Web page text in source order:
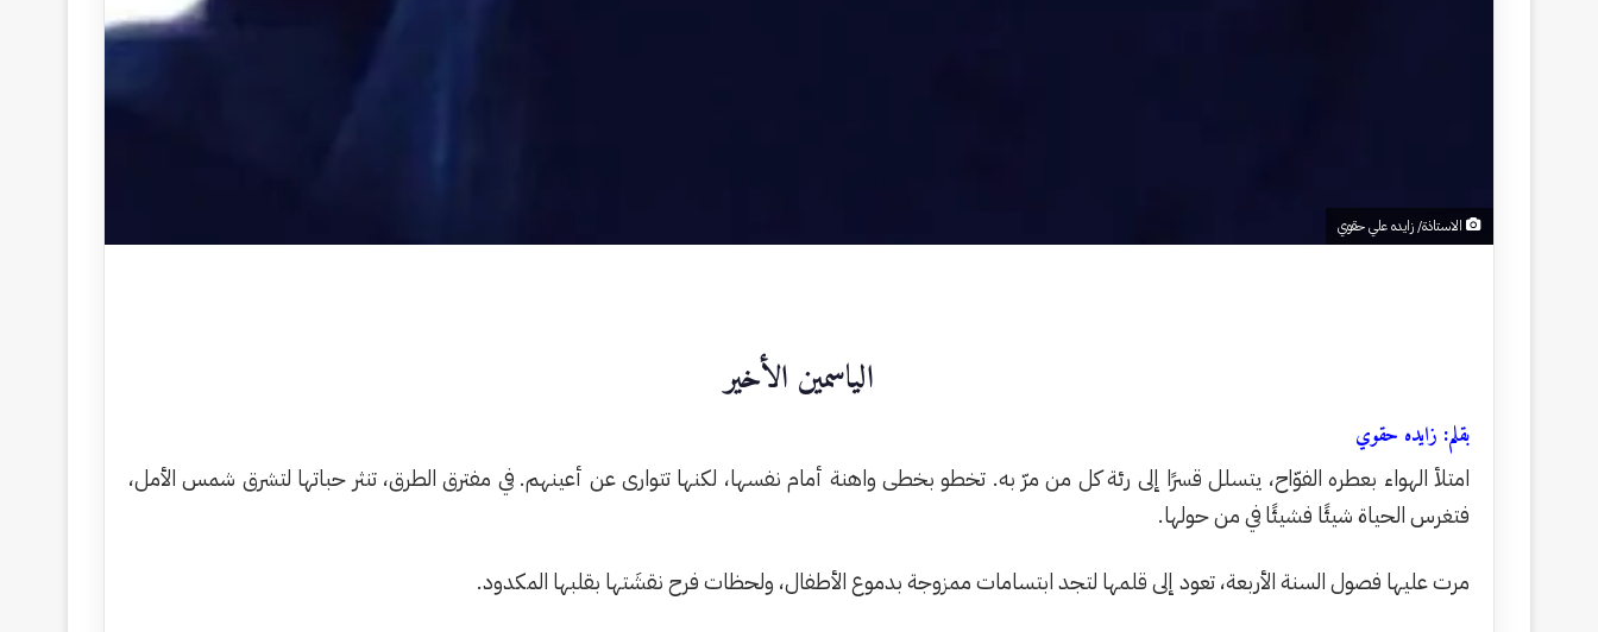
الاستاذة/ زايده علي حقوي
الياسمين الأخير
بقلم: زايده حقوي
امتلأ الهواء بعطره الفوّاح، يتسلل قسرًا إلى رئة كل من مرّ به. تخطو بخطى واهنة أمام نفسها، لكنها تتوارى عن أعينهم. في مفترق الطرق، تنثر حباتها لتشرق شمس الأمل،
فتغرس الحياة شيئًا فشيئًا في من حولها.
مرت عليها فصول السنة الأربعة، تعود إلى قلمها لتجد ابتسامات ممزوجة بدموع الأطفال، ولحظات فرح نقشَتها بقلبها المكدود.